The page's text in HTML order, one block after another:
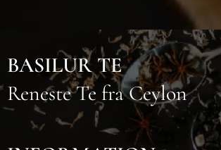
BASILUR TE
Reneste Te fra Ceylon